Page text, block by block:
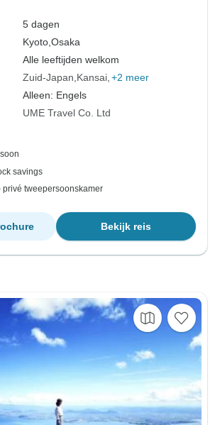
5 dagen
Kyoto,Osaka
Alle leeftijden welkom
Zuid-Japan Kansai +2 meer
Alleen: Engels
UME Travel Co. Ltd
savings
privé tweepersoonskamer
Bekijk reis